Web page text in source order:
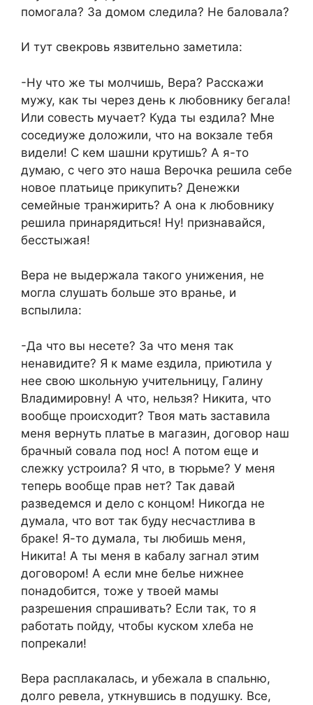
помогала? За домом следила? Не баловала?
И тут свекровь язвительно заметила:
-Ну что же ты молчишь, Вера? Расскажи
мужу, как ты через день к любовнику бегала!
Или совесть мучает? Куда ты ездила? Мне
соседиуже доложили, что на вокзале тебя
видели! С кем шашни крутишь? А я-то
думаю, с чего это наша Верочка решила себе
новое платьице прикупить? Денежки
семейные транжирить? А она к любовнику
решила принарядиться! Ну! признавайся,
бесстыжая!
Вера не выдержала такого унижения, не
могла слушать больше это вранье, и
вспылила:
-Да что вы несете? За что меня так
ненавидите? Я к маме ездила, приютила у
нее свою школьную учительницу, Галину
Владимировну! А что, нельзя? Никита, что
вообще происходит? Твоя мать заставила
меня вернуть платье в магазин, договор наш
брачный совала под нос! А потом еще и
слежку устроила? Я что, в тюрьме? У меня
теперь вообще прав нет? Так давай
разведемся и дело с концом! Никогда не
думала, что вот так буду несчастлива в
браке! Я-то думала, ты любишь меня,
Никита! А ты меня в кабалу загнал этим
договором! А если мне белье нижнее
понадобится, тоже у твоей мамы
разрешения спрашивать? Если так, то я
работать пойду, чтобы куском хлеба не
попрекали!
Вера расплакалась, и убежала в спальню,
долго ревела, уткнувшись в подушку. Все,